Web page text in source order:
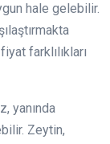
hale gelebilir.
farklılıkları
yanında
Zeytin,